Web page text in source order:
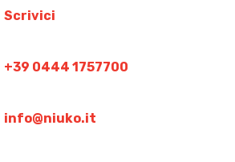
Scrivici
+39 0444 1757700
info@niuko.it